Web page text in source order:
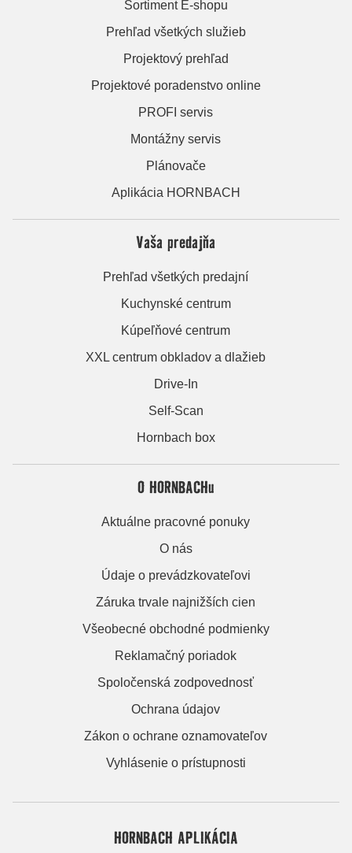
Sortiment E-shopu
Prehľad všetkých služieb
Projektový prehľad
Projektové poradenstvo online
PROFI servis
Montážny servis
Plánovače
Aplikácia HORNBACH
Vaša predajňa
Prehľad všetkých predajní
Kuchynské centrum
Kúpeľňové centrum
XXL centrum obkladov a dlažieb
Drive-In
Self-Scan
Hornbach box
O HORNBACHu
Aktuálne pracovné ponuky
O nás
Údaje o prevádzkovateľovi
Záruka trvale najnižších cien
Všeobecné obchodné podmienky
Reklamačný poriadok
Spoločenská zodpovednosť
Ochrana údajov
Zákon o ochrane oznamovateľov
Vyhlásenie o prístupnosti
HORNBACH APLIKÁCIA